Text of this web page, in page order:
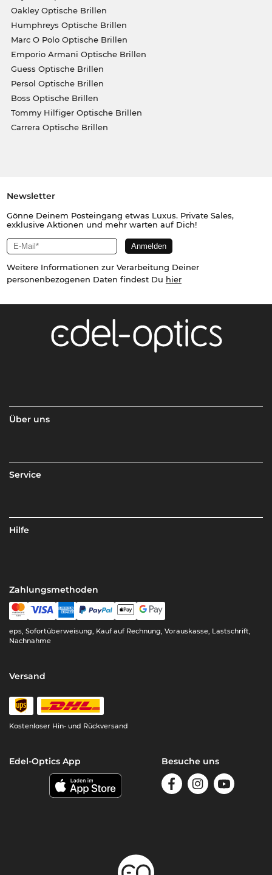
Oakley Optische Brillen
Humphreys Optische Brillen
Marc O Polo Optische Brillen
Emporio Armani Optische Brillen
Guess Optische Brillen
Persol Optische Brillen
Boss Optische Brillen
Tommy Hilfiger Optische Brillen
Carrera Optische Brillen
Newsletter
Gönne Deinem Posteingang etwas Luxus. Private Sales,
exklusive Aktionen und mehr warten auf Dich!
Weitere Informationen zur Verarbeitung Deiner
personenbezogenen Daten findest Du hier
Über uns
Service
Hilfe
Zahlungsmethoden
eps, Sofortüberweisung, Kauf auf Rechnung, Vorauskasse, Lastschrift,
Nachnahme
Versand
Kostenloser Hin- und Rückversand
Edel-Optics App Besuche uns